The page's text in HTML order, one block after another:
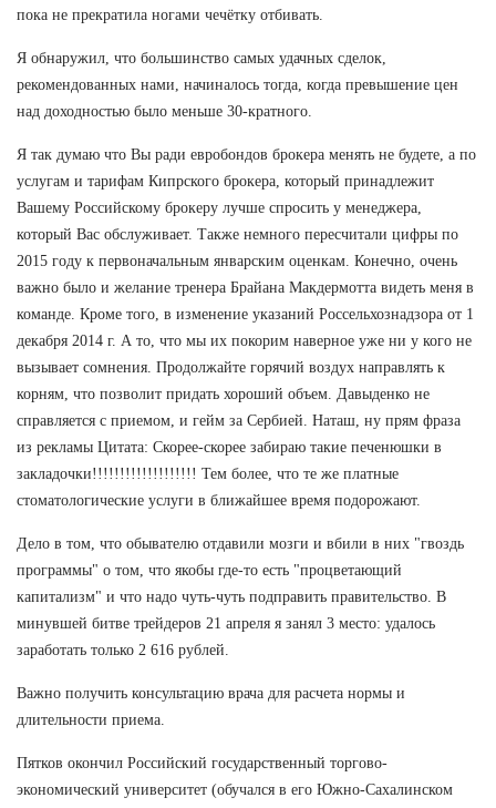
пока не прекратила ногами чечётку отбивать.
Я обнаружил, что большинство самых удачных сделок,
рекомендованных нами, начиналось тогда, когда превышение цен
над доходностью было меньше 30-кратного.
Я так думаю что Вы ради евробондов брокера менять не будете, а по
услугам и тарифам Кипрского брокера, который принадлежит
Вашему Российскому брокеру лучше спросить у менеджера,
который Вас обслуживает. Также немного пересчитали цифры по
2015 году к первоначальным январским оценкам. Конечно, очень
важно было и желание тренера Брайана Макдермотта видеть меня в
команде. Кроме того, в изменение указаний Россельхознадзора от 1
декабря 2014 г. А то, что мы их покорим наверное уже ни у кого не
вызывает сомнения. Продолжайте горячий воздух направлять к
корням, что позволит придать хороший объем. Давыденко не
справляется с приемом, и гейм за Сербией. Наташ, ну прям фраза
из рекламы Цитата: Скорее-скорее забираю такие печенюшки в
закладочки!!!!!!!!!!!!!!!!!!! Тем более, что те же платные
стоматологические услуги в ближайшее время подорожают.
Дело в том, что обывателю отдавили мозги и вбили в них "гвоздь
программы" о том, что якобы где-то есть "процветающий
капитализм" и что надо чуть-чуть подправить правительство. В
минувшей битве трейдеров 21 апреля я занял 3 место: удалось
заработать только 2 616 рублей.
Важно получить консультацию врача для расчета нормы и
длительности приема.
Пятков окончил Российский государственный торгово-
экономический университет (обучался в его Южно-Сахалинском